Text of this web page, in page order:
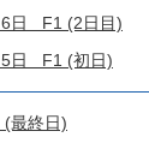
6日 F1 (2日目)
5日 F1 (初日)
最終日)